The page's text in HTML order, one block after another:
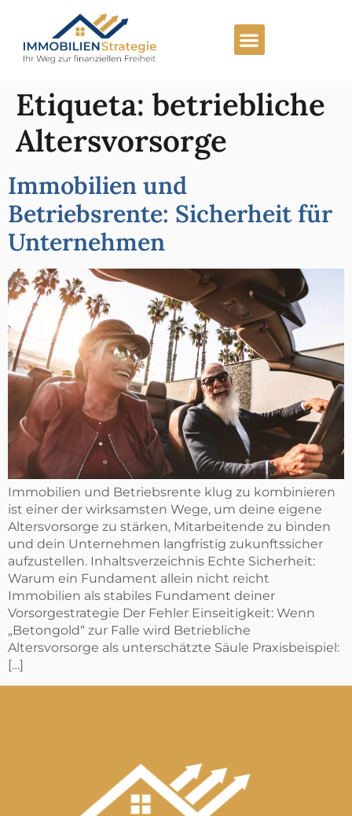
Etiqueta: betriebliche
Altersvorsorge
Immobilien und
Betriebsrente: Sicherheit für
Unternehmen
Immobilien und Betriebsrente klug zu kombinieren
ist einer der wirksamsten Wege, um deine eigene
Altersvorsorge zu stärken, Mitarbeitende zu binden
und dein Unternehmen langfristig zukunftssicher
aufzustellen. Inhaltsverzeichnis Echte Sicherheit:
Warum ein Fundament allein nicht reicht
Immobilien als stabiles Fundament deiner
Vorsorgestrategie Der Fehler Einseitigkeit: Wenn
„Betongold“ zur Falle wird Betriebliche
Altersvorsorge als unterschätzte Säule Praxisbeispiel:
[…]